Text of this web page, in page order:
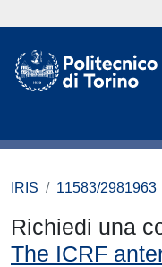
IRIS 11583/2981963
Richiedi una
The ICRF